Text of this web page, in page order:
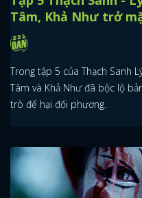
Tâm, Khả Như trở
Trong tập 5 của Thạch Sanh
Tâm và Khả Như đã bộc lộ
trò để hại đối phương.